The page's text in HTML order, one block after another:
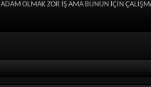
ADAM OLMAK ZOR İŞ AMA BUNUN İÇİN